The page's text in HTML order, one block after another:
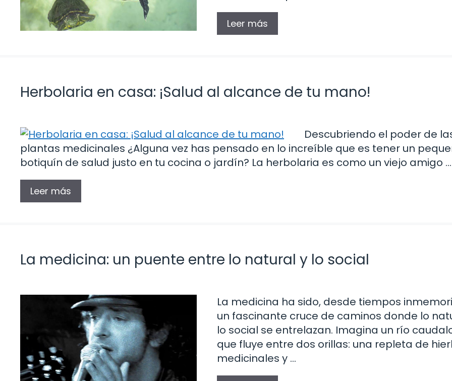
Leer más
Herbolaria en casa: ¡Salud al alcance de tu mano!
Descubriendo el poder de
plantas medicinales ¿Alguna vez has pensado en lo increíble que es tener un
botiquín de salud justo en tu cocina o jardín? La herbolaria es como un viejo amigo …
Leer más
La medicina: un puente entre lo natural y lo social
La medicina ha sido, desde tiempos
un fascinante cruce de caminos donde lo
lo social se entrelazan. Imagina un río
que fluye entre dos orillas: una repleta de
medicinales y …